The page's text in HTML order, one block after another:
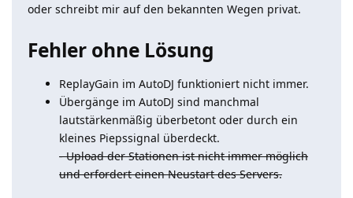
oder schreibt mir auf den bekannten Wegen privat.
Fehler ohne Lösung
ReplayGain im AutoDJ funktioniert nicht immer.
Übergänge im AutoDJ sind manchmal
lautstärkenmäßig überbetont oder durch ein
kleines Piepssignal überdeckt.
- Upload der Stationen ist nicht immer möglich
und erfordert einen Neustart des Servers.